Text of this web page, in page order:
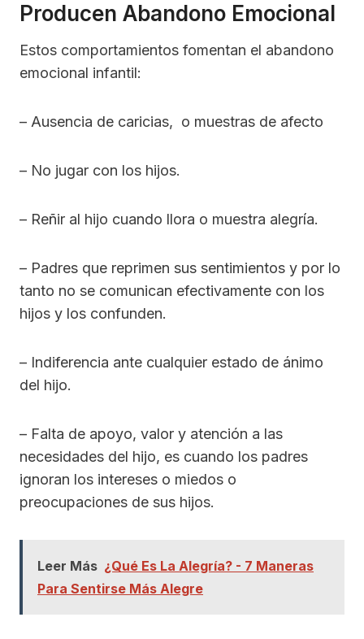
Producen Abandono Emocional
Estos comportamientos fomentan el abandono
emocional infantil:
– Ausencia de caricias, o muestras de afecto
– No jugar con los hijos.
– Reñir al hijo cuando llora o muestra alegría.
– Padres que reprimen sus sentimientos y por lo
tanto no se comunican efectivamente con los
hijos y los confunden.
– Indiferencia ante cualquier estado de ánimo
del hijo.
– Falta de apoyo, valor y atención a las
necesidades del hijo, es cuando los padres
ignoran los intereses o miedos o
preocupaciones de sus hijos.
Leer Más ¿Qué Es La Alegría? - 7 Maneras
Para Sentirse Más Alegre